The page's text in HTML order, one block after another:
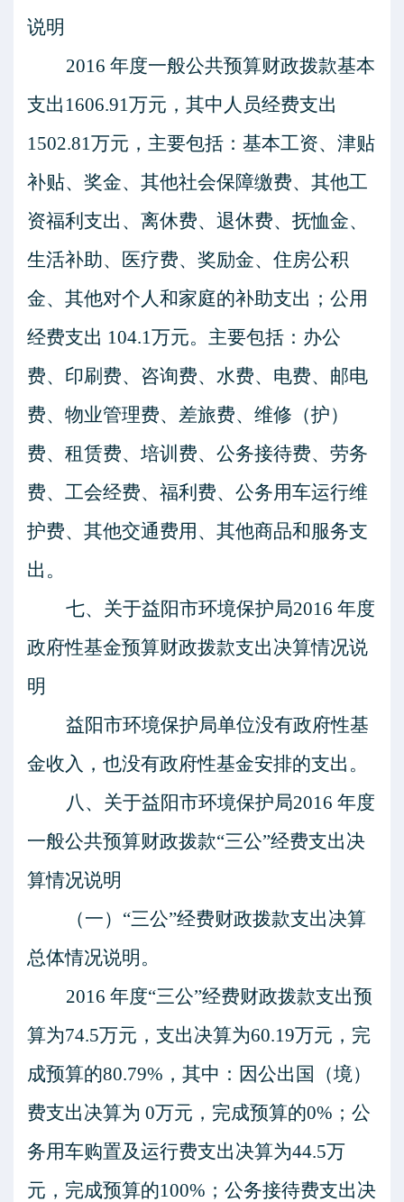
说明
2016 年度一般公共预算财政拨款基本
支出 1606.91万元，其中人员经费支出
1502.81万元，主要包括：基本工资、津贴
补贴、奖金、其他社会保障缴费、其他工
资福利支出、离休费、退休费、抚恤金、
生活补助、医疗费、奖励金、住房公积
金、其他对个人和家庭的补助支出；公用
经费支出 104.1万元。主要包括：办公
费、印刷费、咨询费、水费、电费、邮电
费、物业管理费、差旅费、维修（护）
费、租赁费、培训费、公务接待费、劳务
费、工会经费、福利费、公务用车运行维
护费、其他交通费用、其他商品和服务支
出。
七、关于益阳市环境保护局2016 年度
政府性基金预算财政拨款支出决算情况说
明
益阳市环境保护局单位没有政府性基
金收入，也没有政府性基金安排的支出。
八、关于益阳市环境保护局2016 年度
一般公共预算财政拨款“三公”经费支出决
算情况说明
（一） “三公”经费财政拨款支出决算
总体情况说明。
2016 年度“三公”经费财政拨款支出预
算为74.5万元，支出决算为60.19万元，完
成预算的80.79% ，其中：因公出国（境）
费支出决算为 0万元，完成预算的0% ；公
务用车购置及运行费支出决算为44.5万
元，完成预算的100% ；公务接待费支出决